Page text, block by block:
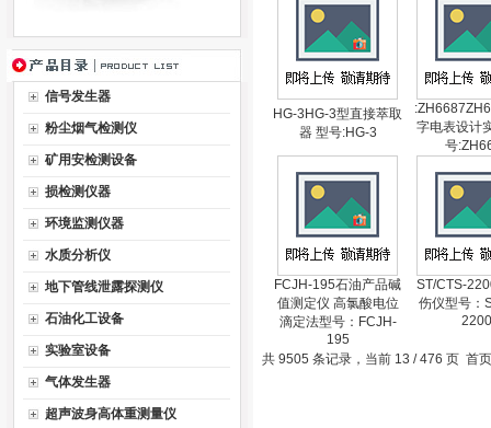
信号发生器
粉尘烟气检测仪
矿用安检测设备
损检测仪器
环境监测仪器
水质分析仪
地下管线泄露探测仪
石油化工设备
实验室设备
气体发生器
超声波身高体重测量仪
HG-3HG-3型直接萃取
器 型号:HG-3
字电表设计
号
FCJH-195石油产品碱
值测定仪 高氯酸电位
滴定法型号：FCJH-
195
ST/CTS-
伤仪型号：
2200
共 9505 条记录，当前 13 / 476 页 首页